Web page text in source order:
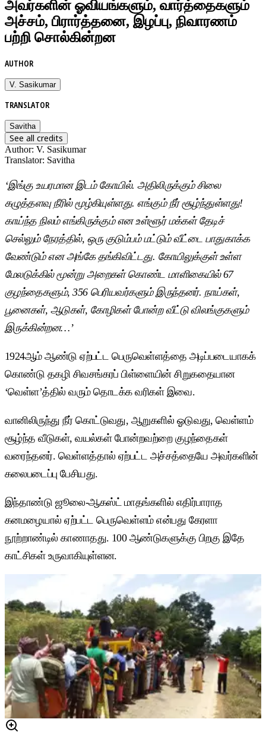
அவர்களின் ஓவியங்களும், வார்த்தைகளும்
அச்சம், பிரார்த்தனை, இழப்பு, நிவாரணம்
பற்றி சொல்கின்றன
AUTHOR
V. Sasikumar
TRANSLATOR
Savitha
See all credits
Author: V. Sasikumar
Translator: Savitha
‘இங்கு உயரமான இடம் கோயில். அதிலிருக்கும் சிலை
கழுத்தளவு நீரில் மூழ்கியுள்ளது. எங்கும் நீர் சூழ்ந்துள்ளது!
காய்ந்த நிலம் எங்கிருக்கும் என உள்ளூர் மக்கள் தேடிச்
செல்லும் நேரத்தில், ஒரு குடும்பம் மட்டும் வீட்டை பாதுகாக்க
வேண்டும் என அங்கே தங்கிவிட்டது. கோயிலுக்குள் உள்ள
மேலடுக்கில் மூன்று அறைகள் கொண்ட மாளிகையில் 67
குழந்தைகளும், 356 பெரியவர்களும் இருந்தனர். நாய்கள்,
பூனைகள், ஆடுகள், கோழிகள் போன்ற வீட்டு விலங்குகளும்
இருக்கின்றன…’
1924ஆம் ஆண்டு ஏற்பட்ட பெருவெள்ளத்தை அடிப்படையாகக்
கொண்டு தகழி சிவசங்கரப் பிள்ளையின் சிறுகதையான
‘வெள்ள’த்தில் வரும் தொடக்க வரிகள் இவை.
வானிலிருந்து நீர் கொட்டுவது, ஆறுகளில் ஓடுவது, வெள்ளம்
சூழ்ந்த வீடுகள், வயல்கள் போன்றவற்றை குழந்தைகள்
வரைந்தனர். வெள்ளத்தால் ஏற்பட்ட அச்சத்தையே அவர்களின்
கலைபடைப்பு பேசியது.
இந்தாண்டு ஜூலை-ஆகஸ்ட் மாதங்களில் எதிர்பாராத
கனமழையால் ஏற்பட்ட பெருவெள்ளம் என்பது கேரளா
நூற்றாண்டில் காணாதது. 100 ஆண்டுகளுக்கு பிறகு இதே
காட்சிகள் உருவாகியுள்ளன.